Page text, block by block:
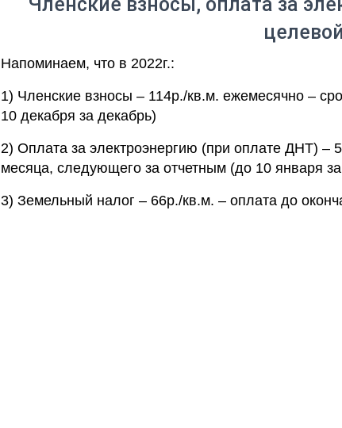
Напоминаем, что в 2022г.:
1) Членские взносы – 114р./кв.м. ежемесячно –
10 декабря за декабрь)
2) Оплата за электроэнергию (при оплате ДНТ) –
месяца, следующего за отчетным (до 10 января
3) Земельный налог – 66р./кв.м. – оплата до